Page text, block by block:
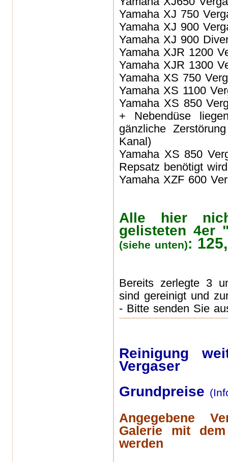
Yamaha XJ 750
Yamaha XJ 900
Yamaha XJ 900
Yamaha XJR 1200
Yamaha XJR 1300
Yamaha XS 750
Yamaha XS 1100
Yamaha XS 850
+ Nebendüse
gänzliche
Kanal)
Yamaha XS 850
Repsatz benötigt
Yamaha XZF 600
Alle hier
gelisteten 4er
(siehe unten):
Bereits zerlegte 3
sind gereinigt und
- Bitte senden Sie
Reinigung
Vergaser
Grundpreise
Angegebene
Galerie mit
werden